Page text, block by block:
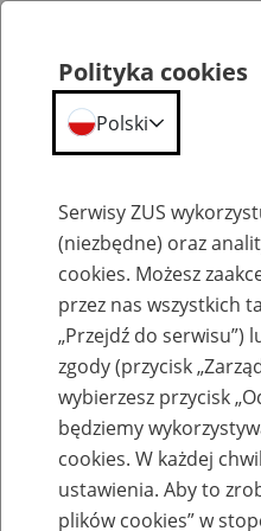
Emerytury
Baza
Polityka cookies
Polski
Serwisy ZUS
(niezbędne) oraz
cookies. Możesz
przez nas wszystkich
„Przejdź do serwisu”)
zgody (przycisk
wybierzesz przycisk
będziemy
cookies. W każdej
ustawienia. Aby to
plików cookies” w